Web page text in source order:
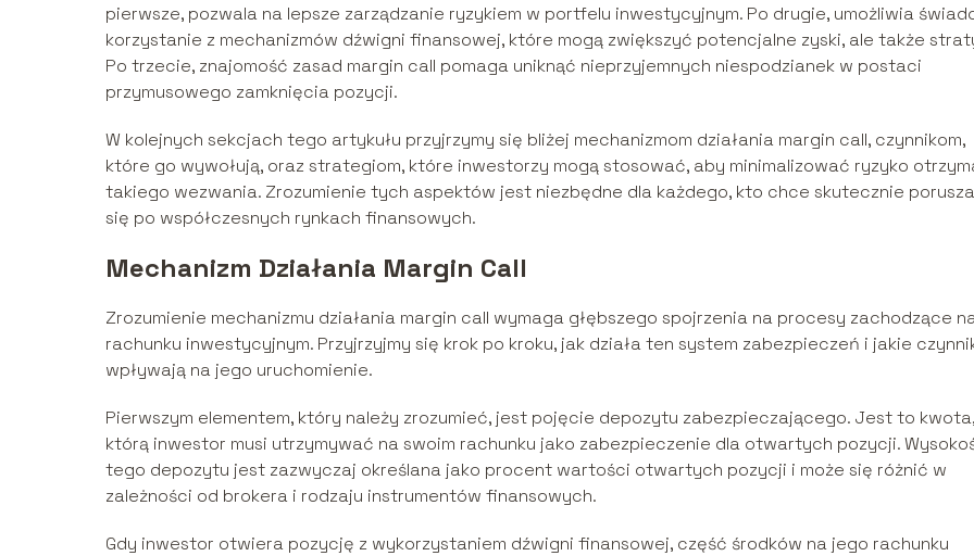
pierwsze, pozwala na lepsze zarządzanie ryzykiem w portfelu inwestycyjnym. Po drugie, umożliwia
korzystanie z mechanizmów dźwigni finansowej, które mogą zwiększyć potencjalne zyski, ale także
Po trzecie, znajomość zasad margin call pomaga uniknąć nieprzyjemnych niespodzianek w postaci
przymusowego zamknięcia pozycji.
W kolejnych sekcjach tego artykułu przyjrzymy się bliżej mechanizmom działania margin call, czynnikom,
które go wywołują, oraz strategiom, które inwestorzy mogą stosować, aby minimalizować ryzyko
takiego wezwania. Zrozumienie tych aspektów jest niezbędne dla każdego, kto chce skutecznie
się po współczesnych rynkach finansowych.
Mechanizm Działania Margin Call
Zrozumienie mechanizmu działania margin call wymaga głębszego spojrzenia na procesy zachodzące
rachunku inwestycyjnym. Przyjrzyjmy się krok po kroku, jak działa ten system zabezpieczeń i jakie
wpływają na jego uruchomienie.
Pierwszym elementem, który należy zrozumieć, jest pojęcie depozytu zabezpieczającego. Jest to kwota,
którą inwestor musi utrzymywać na swoim rachunku jako zabezpieczenie dla otwartych pozycji.
tego depozytu jest zazwyczaj określana jako procent wartości otwartych pozycji i może się różnić w
zależności od brokera i rodzaju instrumentów finansowych.
Gdy inwestor otwiera pozycję z wykorzystaniem dźwigni finansowej, część środków na jego rachunku